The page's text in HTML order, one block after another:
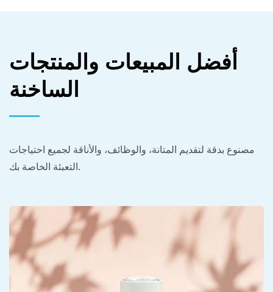
أفضل المبيعات والمنتجات
الساخنة
مصنوع بدقة لتقديم المتانة، والوظائف، والأناقة لجميع احتياجات
التعبئة الخاصة بك.